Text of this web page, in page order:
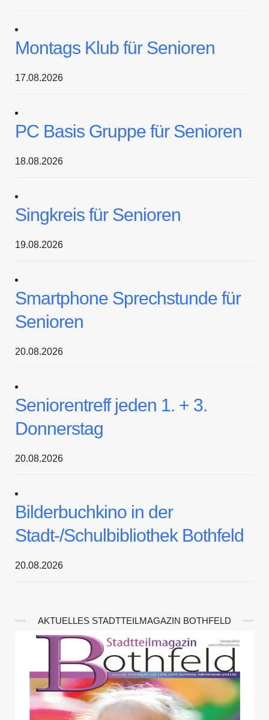
Montags Klub für Senioren
17.08.2026
PC Basis Gruppe für Senioren
18.08.2026
Singkreis für Senioren
19.08.2026
Smartphone Sprechstunde für
Senioren
20.08.2026
Seniorentreff jeden 1. + 3.
Donnerstag
20.08.2026
Bilderbuchkino in der
Stadt-/Schulbibliothek Bothfeld
20.08.2026
AKTUELLES STADTTEILMAGAZIN BOTHFELD